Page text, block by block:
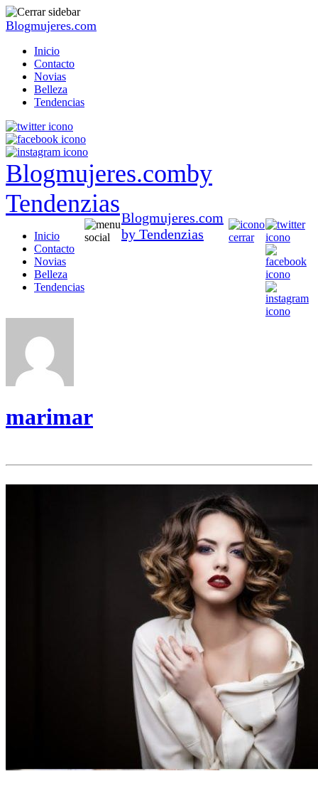
Blogmujeres.com
Inicio
Contacto
Novias
Belleza
Tendencias
Blogmujeres.comby
Tendenzias
Inicio
Contacto
Novias
Belleza
Tendencias
Blogmujeres.com
by Tendenzias
marimar